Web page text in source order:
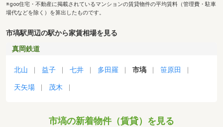
※goo住宅・不動産に掲載されているマンションの賃貸物件の平均賃料（管理費・駐車
場代などを除く）を算出したものです。
市塙駅周辺の駅から家賃相場を見る
真岡鉄道
北山 益子 七井 多田羅 市塙 笹原田
天矢場 茂木
市塙の新着物件（賃貸）を見る